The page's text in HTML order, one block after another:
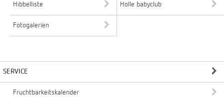
Hibbelliste Holle babyclub
Fotogalerien
SERVICE
Fruchtbarkeitskalender